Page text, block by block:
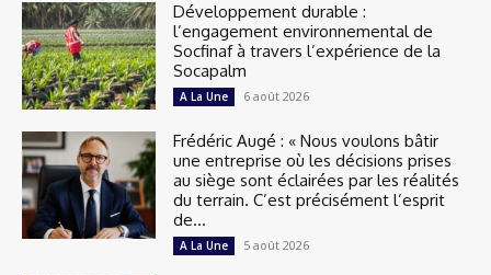
Développement durable :
l’engagement environnemental de
Socfinaf à travers l’expérience de la
Socapalm
A La Une 6 août 2026
Frédéric Augé : « Nous voulons bâtir
une entreprise où les décisions prises
au siège sont éclairées par les réalités
du terrain. C’est précisément l’esprit
de...
A La Une 5 août 2026